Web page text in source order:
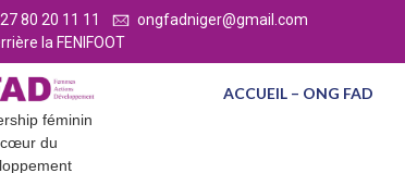
80 20 11 11
ongfadniger@gmail.com
la FENIFOOT
féminin
du
ACCUEIL – ONG FAD